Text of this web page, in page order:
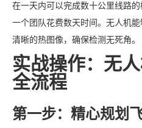
在一天内可以完成数十公里线路
一个团队花费数天时间。无人机
清晰的热图像，确保检测无死角。
实战操作：无
全流程
第一步：精心规划